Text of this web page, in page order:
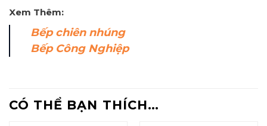
Xem Thêm:
Bếp chiên nhúng
Bếp Công Nghiệp
CÓ THỂ BẠN THÍCH…